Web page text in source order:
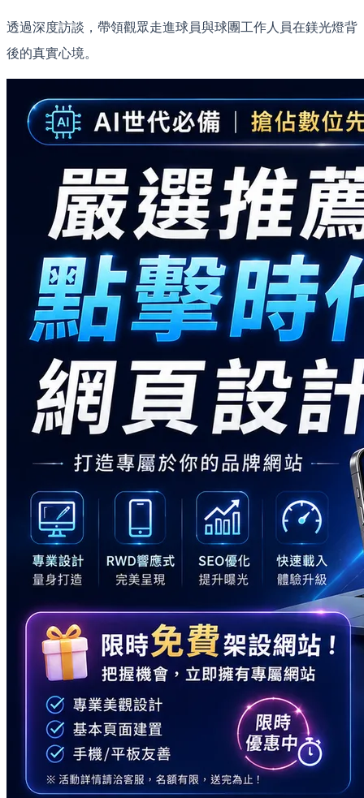
透過深度訪談，帶領觀眾走進球員與球團工作人員在鎂光燈背
後的真實心境。